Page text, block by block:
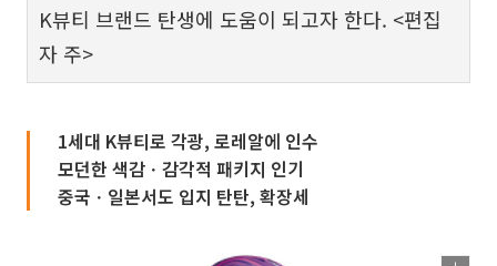
K뷰티 브랜드 탄생에 도움이 되고자 한다. <편집
자 주>
1세대 K뷰티로 각광, 로레알에 인수
모던한 색감ㆍ감각적 패키지 인기
중국ㆍ일본서도 입지 탄탄, 확장세